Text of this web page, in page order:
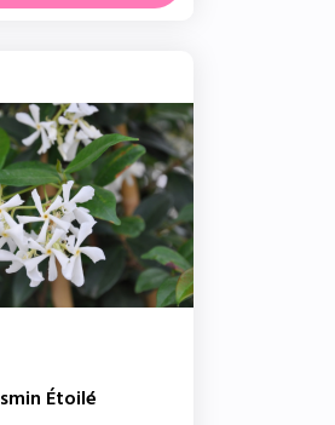
Étoilé